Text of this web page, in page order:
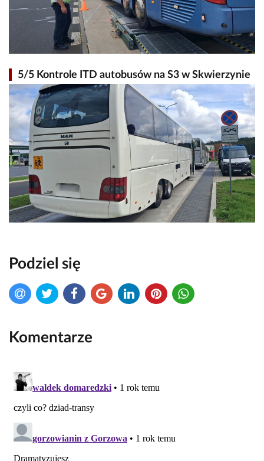
5/5 Kontrole ITD autobusów na S3 w Skwierzynie
Podziel się
Komentarze